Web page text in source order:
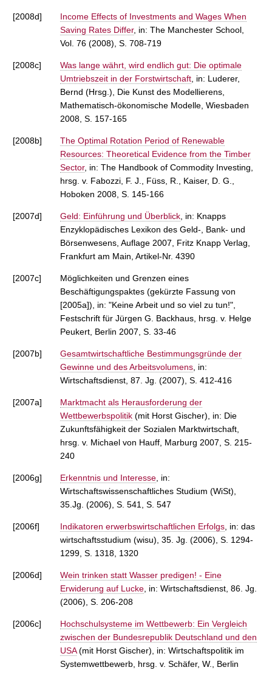
[2008d]
Income Effects of Investments and Wages When
Saving Rates Differ, in: The Manchester School,
Vol. 76 (2008), S. 708-719
[2008c]
Was lange währt, wird endlich gut: Die optimale
Umtriebszeit in der Forstwirtschaft , in: Luderer,
Bernd (Hrsg.), Die Kunst des Modellierens,
Mathematisch-ökonomische Modelle, Wiesbaden
2008, S. 157-165
[2008b]
The Optimal Rotation Period of Renewable
Resources: Theoretical Evidence from the Timber
Sector, in: The Handbook of Commodity Investing,
hrsg. v. Fabozzi, F. J., Füss, R., Kaiser, D. G.,
Hoboken 2008, S. 145-166
[2007d] Geld: Einführung und Überblick , in: Knapps
Enzyklopädisches Lexikon des Geld-, Bank- und
Börsenwesens, Auflage 2007, Fritz Knapp Verlag,
Frankfurt am Main, Artikel-Nr. 4390
[2007c]
Möglichkeiten und Grenzen eines
Beschäftigungspaktes (gekürzte Fassung von
[2005a]), in: "Keine Arbeit und so viel zu tun!",
Festschrift für Jürgen G. Backhaus, hrsg. v. Helge
Peukert, Berlin 2007, S. 33-46
[2007b]
Gesamtwirtschaftliche Bestimmungsgründe der
Gewinne und des Arbeitsvolumens , in:
Wirtschaftsdienst, 87. Jg. (2007), S. 412-416
[2007a]
Marktmacht als Herausforderung der
Wettbewerbspolitik (mit Horst Gischer), in: Die
Zukunftsfähigkeit der Sozialen Marktwirtschaft,
hrsg. v. Michael von Hauff, Marburg 2007, S. 215-
240
[2006g] Erkenntnis und Interesse , in:
Wirtschaftswissenschaftliches Studium (WiSt),
35.Jg. (2006), S. 541, S. 547
[2006f] Indikatoren erwerbswirtschaftlichen Erfolgs , in: das
wirtschaftsstudium (wisu), 35. Jg. (2006), S. 1294-
1299, S. 1318, 1320
[2006d]
Wein trinken statt Wasser predigen! - Eine
Erwiderung auf Lucke , in: Wirtschaftsdienst, 86. Jg.
(2006), S. 206-208
[2006c]
Hochschulsysteme im Wettbewerb: Ein Vergleich
zwischen der Bundesrepublik Deutschland und den
USA(mit Horst Gischer), in: Wirtschaftspolitik im
Systemwettbewerb, hrsg. v. Schäfer, W., Berlin